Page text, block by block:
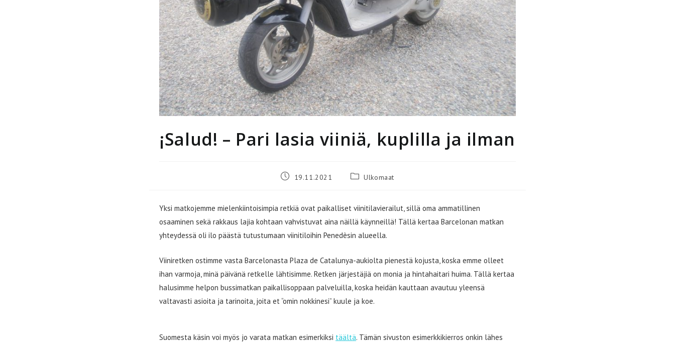
¡Salud! – Pari lasia viiniä, kuplilla ja ilman
Artikkeli19.11.2021
Artikkelin
Ulkomaat
Yksi matkojemme mielenkiintoisimpia retkiä ovat paikalliset viinitilavierailut, sillä oma ammatillinen
osaaminen sekä rakkaus lajia kohtaan vahvistuvat aina näillä käynneillä! Tällä kertaa Barcelonan matkan
yhteydessä oli ilo päästä tutustumaan viinitiloihin Penedèsin alueella.
Viiniretken ostimme vasta Barcelonasta Plaza de Catalunya-aukiolta pienestä kojusta, koska emme olleet
ihan varmoja, minä päivänä retkelle lähtisimme. Retken järjestäjiä on monia ja hintahaitari huima. Tällä kertaa
halusimme helpon bussimatkan paikallisoppaan palveluilla, koska heidän kauttaan avautuu yleensä
valtavasti asioita ja tarinoita, joita et “omin nokkinesi” kuule ja koe.
Suomesta käsin voi myös jo varata matkan esimerkiksi täältä. Tämän sivuston esimerkkikierros onkin lähes